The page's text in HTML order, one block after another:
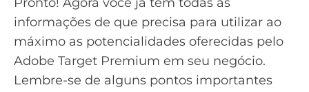
informações de que precisa para utilizar ao
máximo as potencialidades oferecidas pelo
Adobe Target Premium em seu negócio.
Lembre-se de alguns pontos importantes